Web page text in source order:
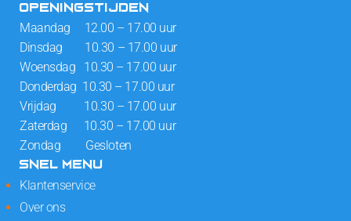
OPENINGSTIJDEN
Maandag 12.00 – 17.00 uur
Dinsdag 10.30 – 17.00 uur
Woensdag 10.30 – 17.00 uur
Donderdag 10.30 – 17.00 uur
Vrijdag 10.30 – 17.00 uur
Zaterdag 10.30 – 17.00 uur
Zondag Gesloten
SNEL MENU
Klantenservice
Over ons